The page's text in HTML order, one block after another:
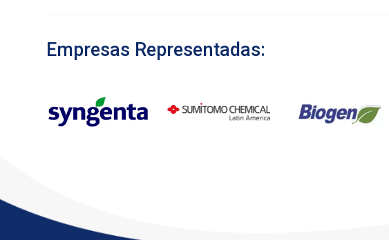
Empresas Representadas: